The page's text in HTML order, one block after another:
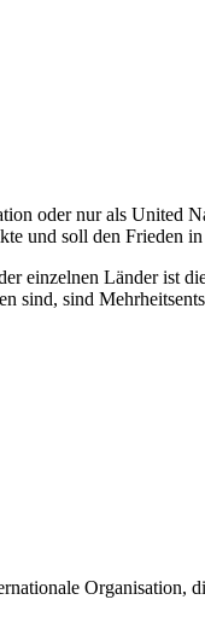
oder nur als United
und soll den Frieden
einzelnen Länder ist
sind, sind
Organisation,